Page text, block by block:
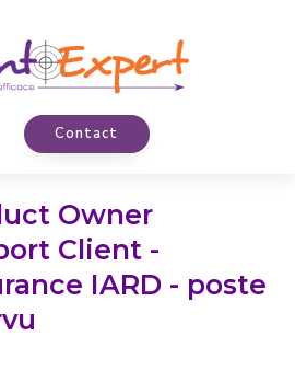
Contact
Owner
Client -
IARD - poste